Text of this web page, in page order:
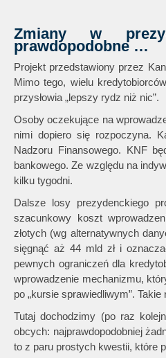
Zmiany w
prawdopodobne …
Projekt przedstawiony przez
Mimo tego, wielu
przysłowia „lepszy rydz niż nic”.
Osoby oczekujące na
nimi dopiero się rozpoczyna.
Nadzoru Finansowego. KNF
bankowego. Ze względu na
kilku tygodni.
Dalsze losy prezydenckiego
szacunkowy koszt
złotych (wg alternatywnych
sięgnąć aż 44 mld zł i
pewnych ograniczeń dla
wprowadzenie mechanizmu,
po „kursie sprawiedliwym”.
Tutaj dochodzimy (po raz
obcych: najprawdopodobniej
to z paru prostych kwestii, które